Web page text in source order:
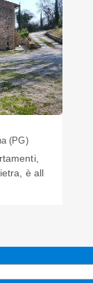
(PG)
è all